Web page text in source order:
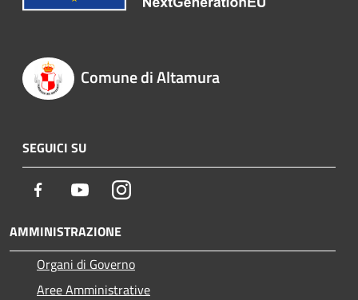
Comune di Altamura
SEGUICI SU
Facebook YoutubeInstagram
AMMINISTRAZIONE
Organi di Governo
Aree Amministrative